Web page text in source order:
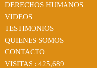
DERECHOS HUMANOS
VIDEOS
TESTIMONIOS
QUIENES SOMOS
CONTACTO
VISITAS : 425,689